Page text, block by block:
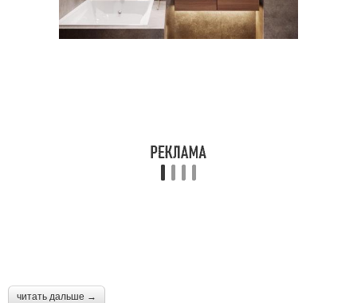
читать дальше →